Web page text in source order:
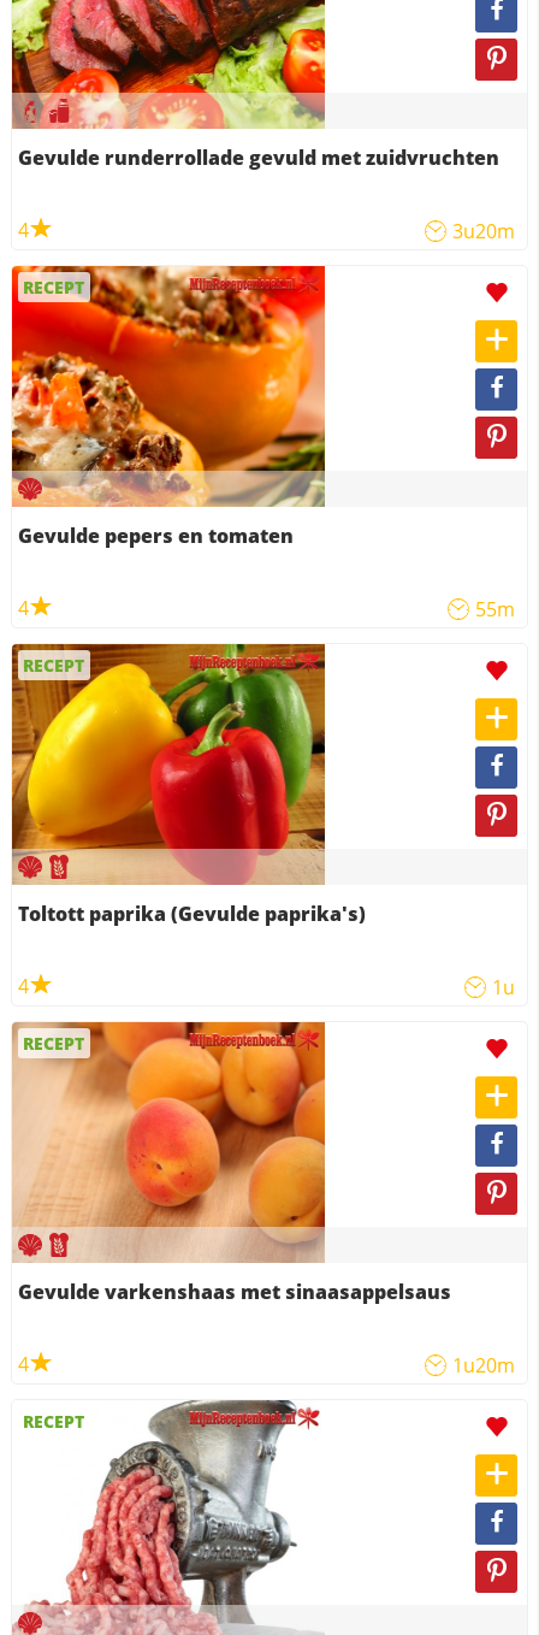
Gevulde runderrollade gevuld met zuidvruchten
4 3u20m
RECEPT
Gevulde pepers en tomaten
4 55m
RECEPT
Toltott paprika (Gevulde paprika's)
4 1u
RECEPT
Gevulde varkenshaas met sinaasappelsaus
4 1u20m
RECEPT